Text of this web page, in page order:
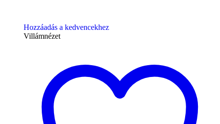
Hozzáadás a kedvencekhez
Villámnézet